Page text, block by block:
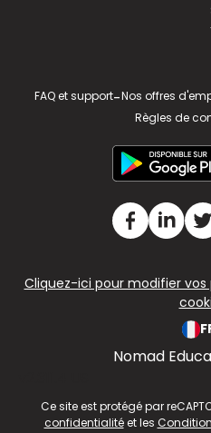
FAQ et support-Nos offres
Règles de
Cliquez-ici pour modifier
Nomad
Ce site est protégé par
confidentialitéet les